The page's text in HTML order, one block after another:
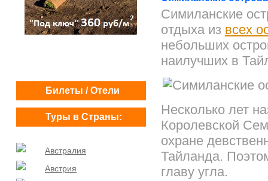
Билеты / Отели
Туры в Страны:
Австралия
Австрия
Симиланские
отдыха из всех
небольших
наилучших в
Несколько лет
Королевской
охране
Тайланда.
главу угла.